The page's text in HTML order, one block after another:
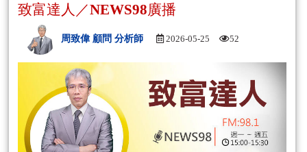
致富達人／NEWS98廣播
周致偉 顧問 分析師 2026-05-25 52